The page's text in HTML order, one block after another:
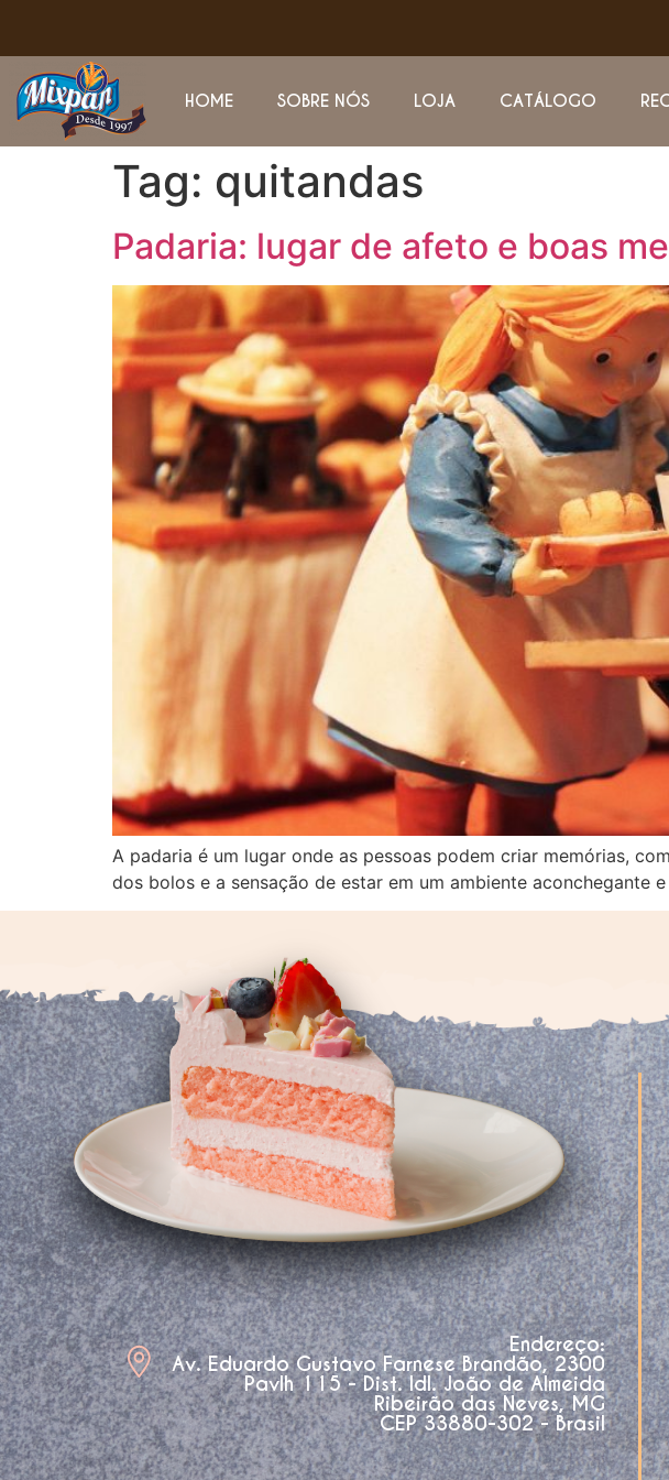
HOME SOBRE NÓS LOJA CATÁLOGO
Tag: quitandas
Padaria: lugar de afeto e boas
A padaria é um lugar onde as pessoas podem criar memórias,
dos bolos e a sensação de estar em um ambiente
Endereço:
Av. Eduardo Gustavo Farnese Brandão, 2300
Pavlh 115 - Dist. Idl. João de Almeida
Ribeirão das Neves, MG
CEP 33880-302 - Brasil